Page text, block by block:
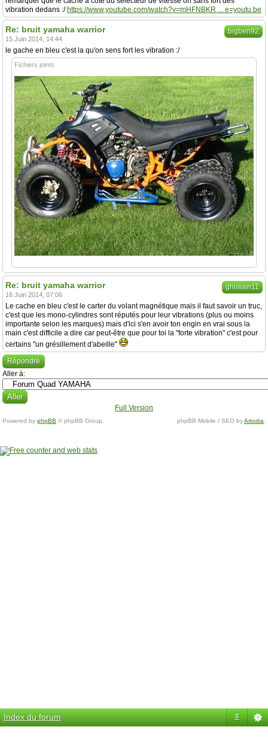
vibration dedans :/ https://www.youtube.com/watch?v=mHFNBKR ... e=youtu.be
bigben92
Re: bruit yamaha warrior
15 Juin 2014, 14:44
le gache en bleu c'est la qu'on sens fort les vibration :/
Fichiers joints
ghislain11
Re: bruit yamaha warrior
16 Juin 2014, 07:06
Le cache en bleu c'est le carter du volant magnétique mais il faut savoir un truc,
c'est que les mono-cylindres sont réputés pour leur vibrations (plus ou moins
importante selon les marques) mais d'ici s'en avoir ton engin en vrai sous la
main c'est difficile a dire car peut-être que pour toi la "forte vibration" c'est pour
certains "un grésillement d'abeille"
Répondre
Aller à:
Full Version
Powered by phpBB © phpBB Group. phpBB Mobile / SEO byArtodia
Index du forum #